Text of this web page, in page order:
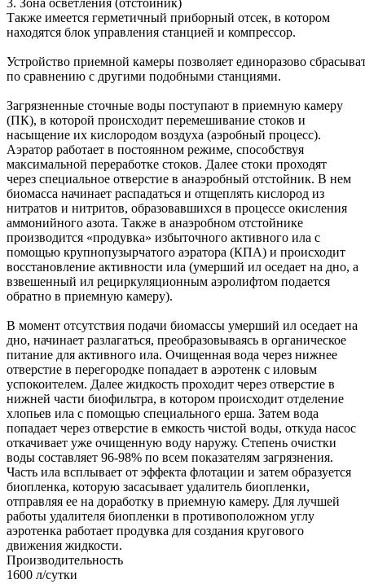
Также имеется герметичный приборный отсек, в котором
находятся блок управления станцией и компрессор.
Устройство приемной камеры позволяет единоразово
по сравнению с другими подобными станциями.
Загрязненные сточные воды поступают в приемную камеру
(ПК), в которой происходит перемешивание стоков и
насыщение их кислородом воздуха (аэробный процесс).
Аэратор работает в постоянном режиме, способствуя
максимальной переработке стоков. Далее стоки проходят
через специальное отверстие в анаэробный отстойник. В нем
биомасса начинает распадаться и отщеплять кислород из
нитратов и нитритов, образовавшихся в процессе окисления
аммонийного азота. Также в анаэробном отстойнике
производится «продувка» избыточного активного ила с
помощью крупнопузырчатого аэратора (КПА) и происходит
восстановление активности ила (умерший ил оседает на дно, а
взвешенный ил рециркуляционным аэролифтом подается
обратно в приемную камеру).
В момент отсутствия подачи биомассы умерший ил оседает на
дно, начинает разлагаться, преобразовываясь в органическое
питание для активного ила. Очищенная вода через нижнее
отверстие в перегородке попадает в аэротенк с иловым
успокоителем. Далее жидкость проходит через отверстие в
нижней части биофильтра, в котором происходит отделение
хлопьев ила с помощью специального ерша. Затем вода
попадает через отверстие в емкость чистой воды, откуда насос
откачивает уже очищенную воду наружу. Степень очистки
воды составляет 96-98% по всем показателям загрязнения.
Часть ила всплывает от эффекта флотации и затем образуется
биопленка, которую засасывает удалитель биопленки,
отправляя ее на доработку в приемную камеру. Для лучшей
работы удалителя биопленки в противоположном углу
аэротенка работает продувка для создания кругового
движения жидкости.
Производительность
1600 л/сутки